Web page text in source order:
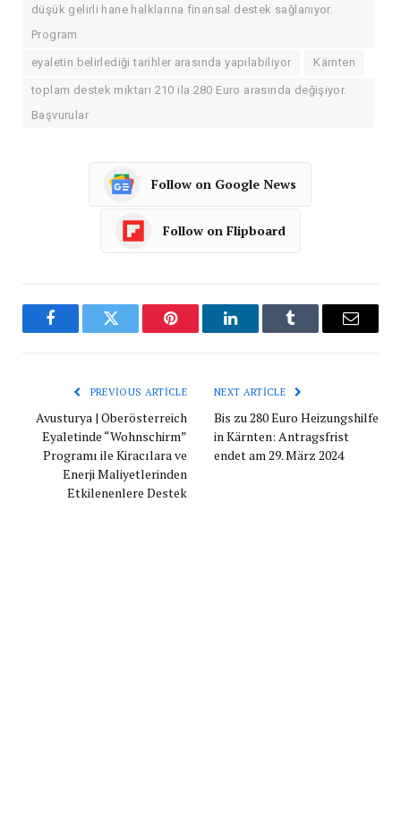
düşük gelirli hane halklarına finansal destek sağlanıyor.
Program
eyaletin belirlediği tarihler arasında yapılabiliyor Kärnten
toplam destek miktarı 210 ila 280 Euro arasında değişiyor.
Başvurular
Follow on Google News
Follow on Flipboard
FacebookTwitter Pinterest LinkedInTumblr Email
PREVIOUS ARTICLE
Avusturya | Oberösterreich
Eyaletinde “Wohnschirm”
Programı ile Kiracılara ve
Enerji Maliyetlerinden
Etkilenenlere Destek
NEXT ARTICLE
Bis zu 280 Euro Heizungshilfe
in Kärnten: Antragsfrist
endet am 29. März 2024